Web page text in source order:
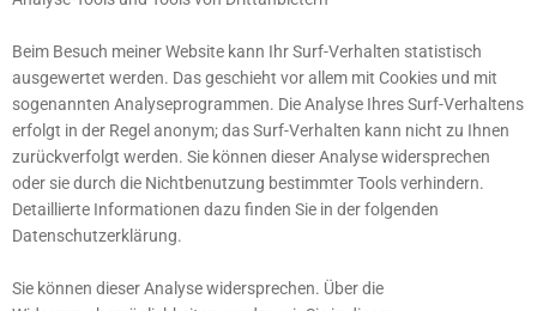
Beim Besuch meiner Website kann Ihr Surf-Verhalten statistisch
ausgewertet werden. Das geschieht vor allem mit Cookies und mit
sogenannten Analyseprogrammen. Die Analyse Ihres Surf-Verhaltens
erfolgt in der Regel anonym; das Surf-Verhalten kann nicht zu Ihnen
zurückverfolgt werden. Sie können dieser Analyse widersprechen
oder sie durch die Nichtbenutzung bestimmter Tools verhindern.
Detaillierte Informationen dazu finden Sie in der folgenden
Datenschutzerklärung.
Sie können dieser Analyse widersprechen. Über die